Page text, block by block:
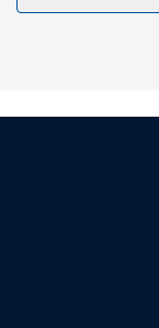
internetadgang.